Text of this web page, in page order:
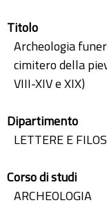
Titolo
Archeologia
cimitero della
VIII-XIV e XIX)
Dipartimento
LETTERE E
Corso di studi
ARCHEOLOGIA